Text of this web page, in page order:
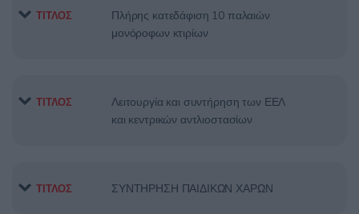
ΤΙΤΛΟΣ
Πλήρης κατεδάφιση 10 παλαιών
μονόροφων κτιρίων
ΤΙΤΛΟΣ
Λειτουργία και συντήρηση των ΕΕΛ
και κεντρικών αντλιοστασίων
ΤΙΤΛΟΣ ΣΥΝΤΗΡΗΣΗ ΠΑΙΔΙΚΩΝ ΧΑΡΩΝ